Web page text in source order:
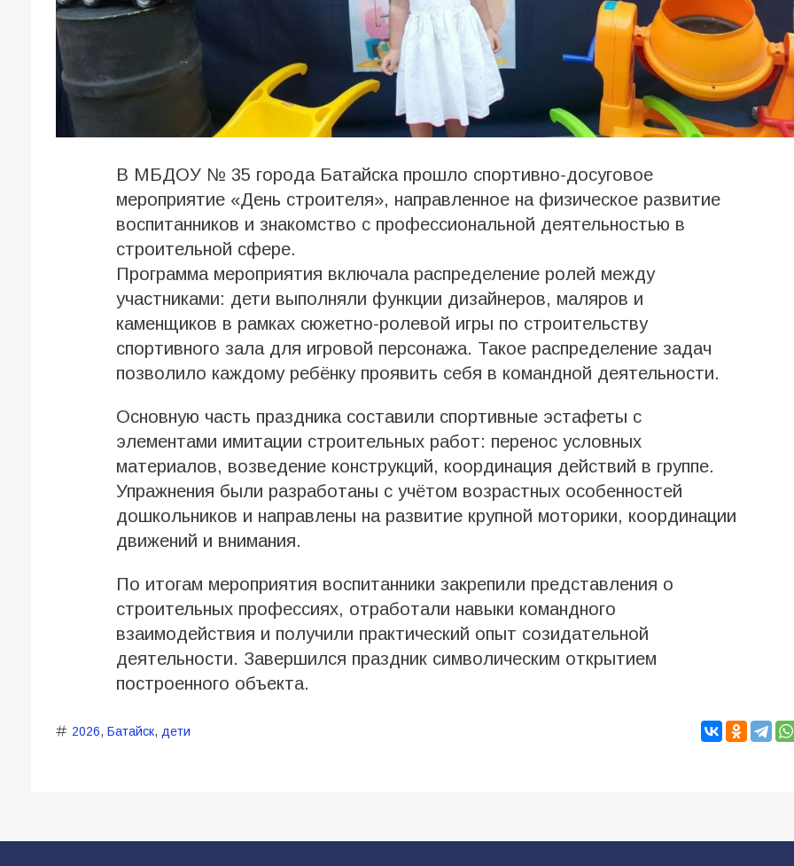
В МБДОУ № 35 города Батайска прошло спортивно-досуговое
мероприятие «День строителя», направленное на физическое развитие
воспитанников и знакомство с профессиональной деятельностью в
строительной сфере.
Программа мероприятия включала распределение ролей между
участниками: дети выполняли функции дизайнеров, маляров и
каменщиков в рамках сюжетно-ролевой игры по строительству
спортивного зала для игровой персонажа. Такое распределение задач
позволило каждому ребёнку проявить себя в командной деятельности.
Основную часть праздника составили спортивные эстафеты с
элементами имитации строительных работ: перенос условных
материалов, возведение конструкций, координация действий в группе.
Упражнения были разработаны с учётом возрастных особенностей
дошкольников и направлены на развитие крупной моторики, координации
движений и внимания.
По итогам мероприятия воспитанники закрепили представления о
строительных профессиях, отработали навыки командного
взаимодействия и получили практический опыт созидательной
деятельности. Завершился праздник символическим открытием
построенного объекта.
2026, Батайск, дети